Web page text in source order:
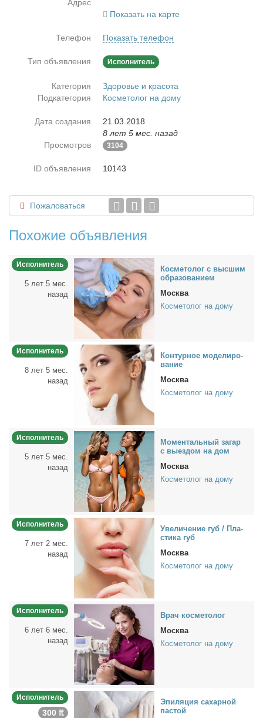
Адрес
Показать на карте
Телефон Показать телефон
Тип объявления Исполнитель
Категория
Здоровье и красота
Подкатегория
Косметолог на дому
Дата создания
21.03.2018
8 лет 5 мес. назад
Просмотров
3104
ID объявления 10143
Пожаловаться
Похожие объявления
Исполнитель
5 лет 5 мес.
назад
Кос­ме­то­лог с выс­шим
об­ра­зо­ва­ни­ем
Москва
Косметолог на дому
Исполнитель
8 лет 5 мес.
назад
Кон­тур­ное мо­де­ли­ро­
ва­ние
Москва
Косметолог на дому
Исполнитель
5 лет 5 мес.
назад
Мо­мен­таль­ный за­гар
с вы­ез­дом на дом
Москва
Косметолог на дому
Исполнитель
7 лет 2 мес.
назад
Уве­ли­че­ние губ / Пла­
сти­ка губ
Москва
Косметолог на дому
Исполнитель
6 лет 6 мес.
назад
Врач кос­ме­то­лог
Москва
Косметолог на дому
Исполнитель
300 ₶
Эпи­ля­ция са­хар­ной
пас­той